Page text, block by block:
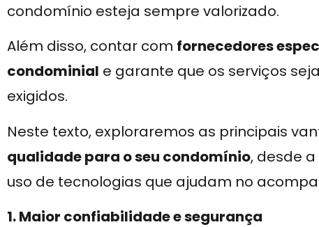
condomínio esteja sempre valorizado.
Além disso, contar com fornecedores
condominial e garante que os serviços
exigidos.
Neste texto, exploraremos as principais
qualidade para o seu condomínio, desde
uso de tecnologias que ajudam no
1. Maior confiabilidade e segurança